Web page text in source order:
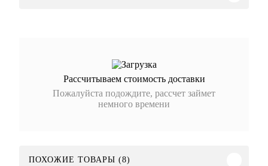
Рассчитываем стоимость доставки
Пожалуйста подождите, рассчет займет
немного времени
ПОХОЖИЕ ТОВАРЫ (8)